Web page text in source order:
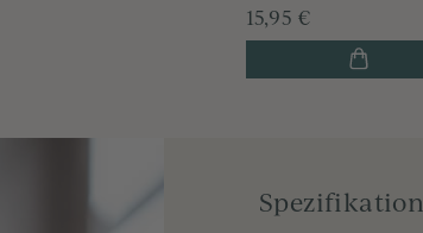
15,95 €
Spezifikation